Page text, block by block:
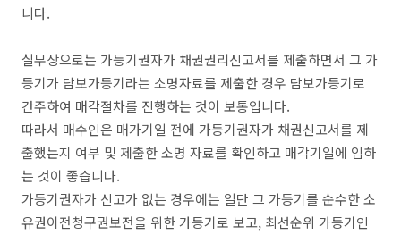
니다.
실무상으로는 가등기권자가 채권권리신고서를 제출하면서 그 가
등기가 담보가등기라는 소명자료를 제출한 경우 담보가등기로
간주하여 매각절차를 진행하는 것이 보통입니다.
따라서 매수인은 매가기일 전에 가등기권자가 채권신고서를 제
출했는지 여부 및 제출한 소명 자료를 확인하고 매각기일에 임하
는 것이 좋습니다.
가등기권자가 신고가 없는 경우에는 일단 그 가등기를 순수한 소
유권이전청구권보전을 위한 가등기로 보고, 최선순위 가등기인